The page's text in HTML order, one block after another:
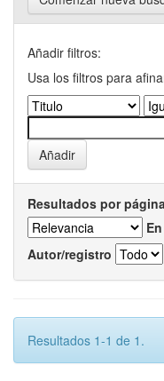
Añadir filtros:
Usa los filtros para
Resultados por
Autor/registro
Resultados 1-1 de 1.